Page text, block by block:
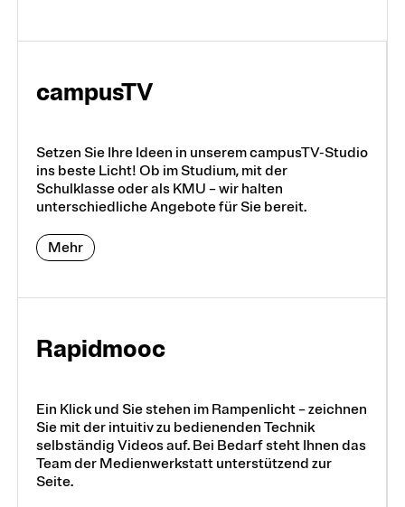
campusTV
Setzen Sie Ihre Ideen in unserem campusTV-Studio
ins beste Licht! Ob im Studium, mit der
Schulklasse oder als KMU – wir halten
unterschiedliche Angebote für Sie bereit.
Mehr
Rapidmooc
Ein Klick und Sie stehen im Rampenlicht – zeichnen
Sie mit der intuitiv zu bedienenden Technik
selbständig Videos auf. Bei Bedarf steht Ihnen das
Team der Medienwerkstatt unterstützend zur
Seite.